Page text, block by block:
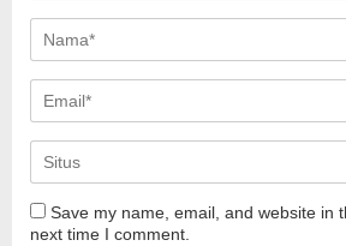
Save my name, email, and website in
next time I comment.